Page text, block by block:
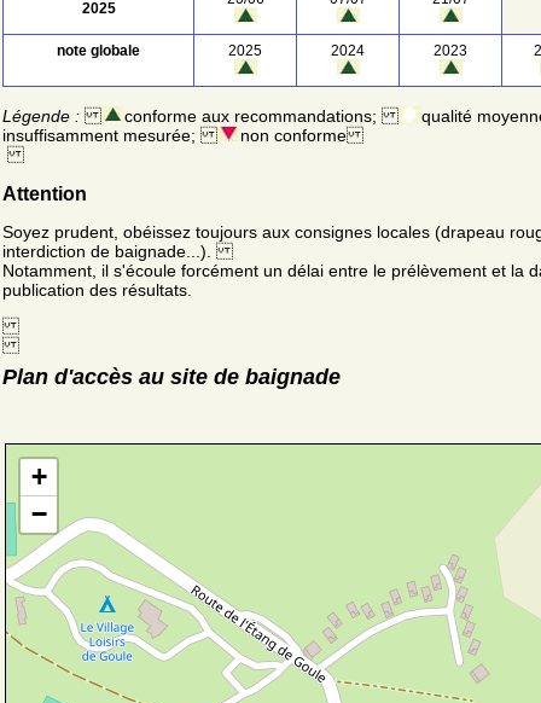
2025
note globale 2025 2024 2023
Légende : conforme aux recommandations;
qualité
insuffisamment mesurée;
non conforme
Attention
Soyez prudent, obéissez toujours aux consignes locales (drapeau
interdiction de baignade...).
Notamment, il s'écoule forcément un délai entre le prélèvement et la
publication des résultats.
Plan d'accès au site de baignade
+
−